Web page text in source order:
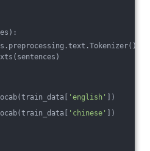
:
'english'
])
'chinese' ])